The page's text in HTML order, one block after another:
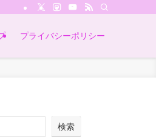
プライバシーポリシー
検索